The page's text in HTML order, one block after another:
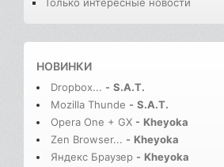
Только интересные новости
НОВИНКИ
Dropbox... - S.A.T.
Mozilla Thunde - S.A.T.
Opera One + GX - Kheyoka
Zen Browser... - Kheyoka
Яндекс Браузер - Kheyoka